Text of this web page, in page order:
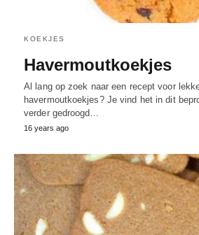
KOEKJES
Havermoutkoekjes
Al lang op zoek naar een recept voor
havermoutkoekjes? Je vind het in dit
verder gedroogd…
16 years ago